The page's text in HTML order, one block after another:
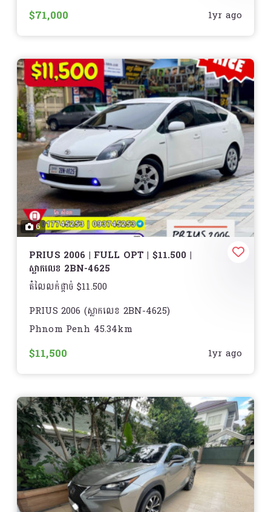
? « AutoCheck 91% » #ឡានDealer .
☑️ គីឡូម៉ាយ : 6មុឺនMile
? តម្លៃ : ?71,000 ចរចារ?
➡️ ឆ្នាំផលិត : 2020
➡️ Equipment : . គ្រឿងក្នុងប្រភេទពូកស្បែកឆៅ ថ្នេរក្រហម
. ចង្កៀងមុខគុជ៣ HD Matrix Headlights
. អេក្រង់កំសាន្តScreenធំ ដូរបាន៤Mode
. Auto break
. Auto start/stop
. ប្រព័ន្ធ Eco/Individual/Sport/Comfort
. Blind sport
. ភ្លើងក្នុងដូរបាន ៦៤ពណ៌ Ambient light
. តំបូលបើក
. កម្រាលជើងAMG
. Spoiler
. Speaker burmester?
. Auto high-beam
. Logo មុខមានភ្លើង
$71,000 1yr ago
6
PRIUS 2006 | FULL OPT | $11.500 |
ស្លាកលេខ 2BN-4625
តំលៃលក់ផ្តាច់ $11.500
PRIUS 2006 (ស្លាកលេខ 2BN-4625)
Full OPT ស
===========
តំលៃស្នើរបង់រំលស់
? តម្លៃ: $11.xxx
? ប្រចាំខែ: 2xx$ (72ខែ) | ?ចូលរួម: 1,xxx$
===========
ឈ្មោះម្ចាស់ឡាន : កែ សិលា
Phnom Penh 45.34km
$11,500 1yr ago